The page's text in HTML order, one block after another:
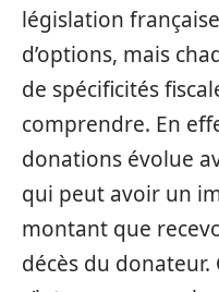
législation
d’options, mais
de spécificités
comprendre. En
donations évolue
qui peut avoir un
montant que
décès du